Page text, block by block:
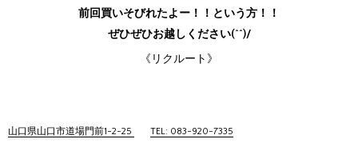
前回買いそびれたよー！！という方！！
ぜひぜひお越しください(^^)/
《リクルート》
山口県山口市道場門前1-2-25 TEL: 083-920-7335